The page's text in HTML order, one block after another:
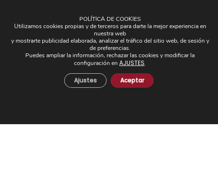
OTROS
Plafones
Pantallas
Apliques de brazos
POLÍTICA DE COOKIES
Utilizamos cookies propias y de terceros para darte la mejor experiencia en
nuestra web
y mostrarte publicidad elaborada, analizar el tráfico del sitio web, de sesión y
de preferencias.
Puedes ampliar la información, rechazar las cookies y modificar la
configuración en AJUSTES.
Aceptar
Ajustes